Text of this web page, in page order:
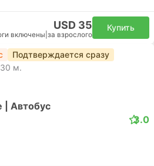
USD 35
включены за взрослого
Купить
Подтверждается сразу
м.
| Автобус
3.0